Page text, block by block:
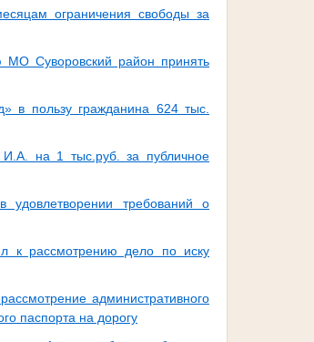
ограничения свободы за
МО Суворовский район принять
в пользу гражданина 624 тыс.
на 1 тыс.руб. за публичное
удовлетворении требований о
к рассмотрению дело по иску
административного
паспорта на дорогу